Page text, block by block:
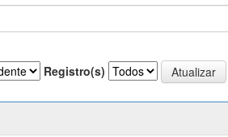
Registro(s)